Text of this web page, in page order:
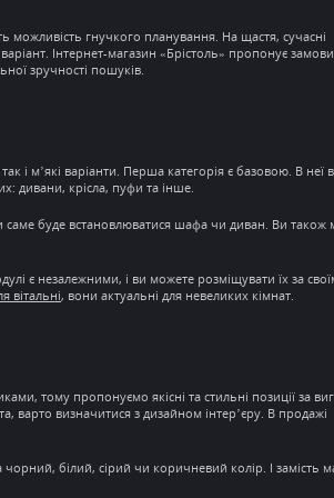
можливість гнучкого планування. На щастя, сучасні
Інтернет-магазин «Брістоль» пропонує
зручності пошуків.
і м’які варіанти. Перша категорія є базовою. В неї
дивани, крісла, пуфи та інше.
буде встановлюватися шафа чи диван. Ви також
є незалежними, і ви можете розміщувати їх за
вітальні, вони актуальні для невеликих кімнат.
тому пропонуємо якісні та стильні позиції за
варто визначитися з дизайном інтер’єру. В продажі
білий, сірий чи коричневий колір. І замість